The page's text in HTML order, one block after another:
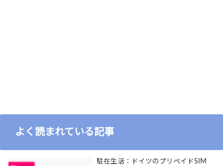
よく読まれている記事
駐在生活：ドイツのプリペイドSIM